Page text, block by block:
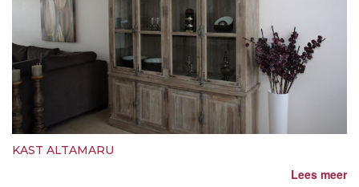
KAST ALTAMARU
Lees meer